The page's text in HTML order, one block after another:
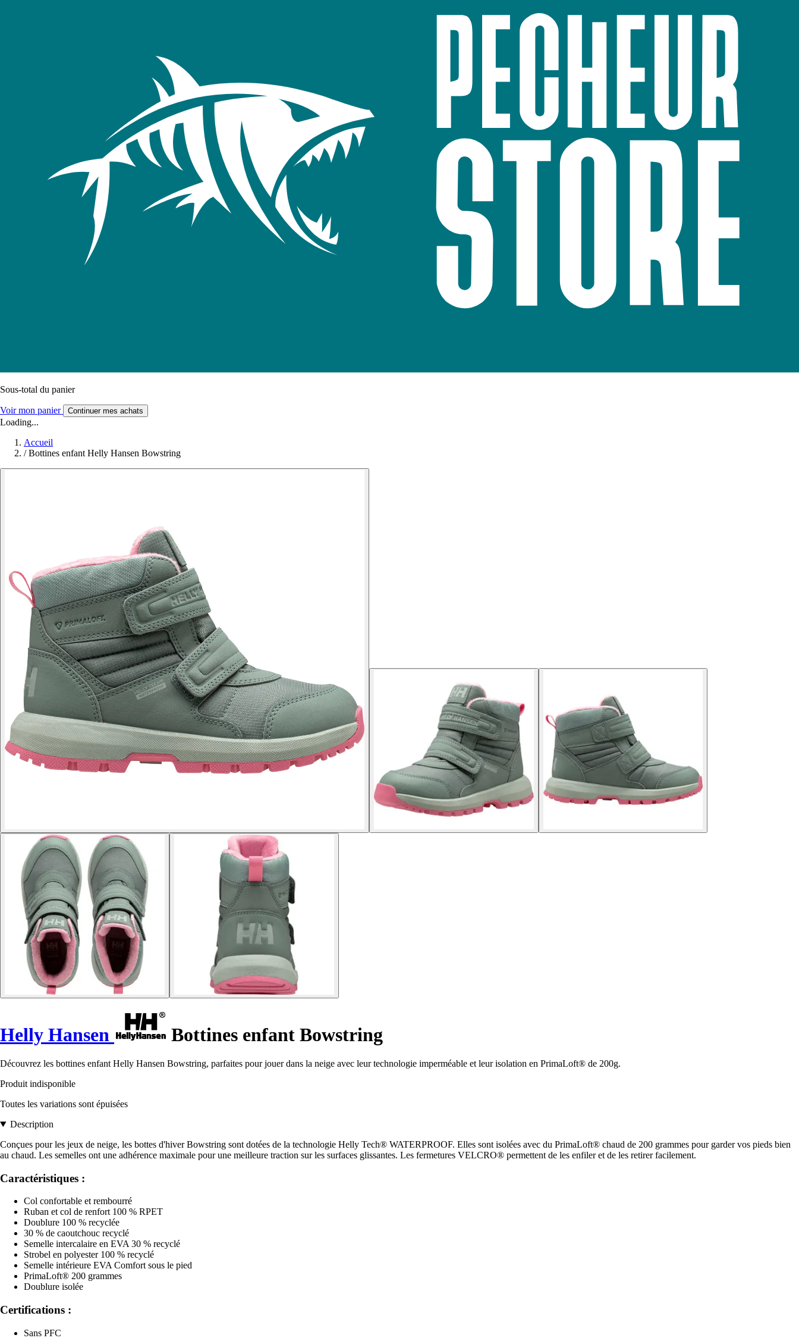
Sous-total du panier
Voir mon panier Continuer mes achats
Loading...
Accueil
/ Bottines enfant Helly Hansen Bowstring
Helly Hansen Bottines enfant Bowstring
Découvrez les bottines enfant Helly Hansen Bowstring, parfaites pour jouer dans la neige avec leur technologie imperméable et leur isolation en PrimaLoft® de 200g.
Produit indisponible
Toutes les variations sont épuisées
Description
Conçues pour les jeux de neige, les bottes d'hiver Bowstring sont dotées de la technologie Helly Tech® WATERPROOF. Elles sont isolées avec du PrimaLoft® chaud de 200 grammes pour garder vos pieds bien
au chaud. Les semelles ont une adhérence maximale pour une meilleure traction sur les surfaces glissantes. Les fermetures VELCRO® permettent de les enfiler et de les retirer facilement.
Caractéristiques :
Col confortable et rembourré
Ruban et col de renfort 100 % RPET
Doublure 100 % recyclée
30 % de caoutchouc recyclé
Semelle intercalaire en EVA 30 % recyclé
Strobel en polyester 100 % recyclé
Semelle intérieure EVA Comfort sous le pied
PrimaLoft® 200 grammes
Doublure isolée
Certifications :
Sans PFC